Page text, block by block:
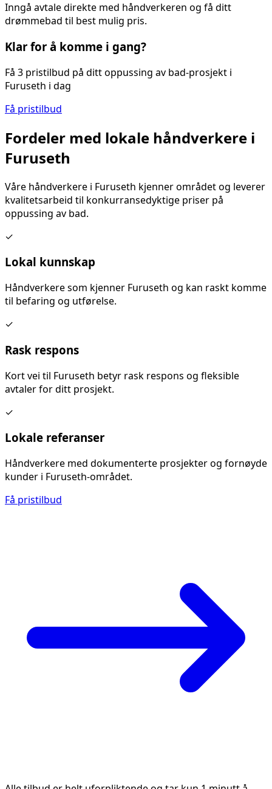
Inngå avtale direkte med håndverkeren og få ditt
drømmebad til best mulig pris.
Klar for å komme i gang?
Få 3 pristilbud på dittoppussing av bad-prosjekt i
Furuseth i dag
Få pristilbud
Fordeler med lokale håndverkere i
Furuseth
Våre håndverkere i Furuseth kjenner området og leverer
kvalitetsarbeid til konkurransedyktige priser på
oppussing av bad.
✓
Lokal kunnskap
Håndverkere som kjenner Furuseth og kan raskt komme
til befaring og utførelse.
✓
Rask respons
Kort vei til Furuseth betyr rask respons og fleksible
avtaler for ditt prosjekt.
✓
Lokale referanser
Håndverkere med dokumenterte prosjekter og fornøyde
kunder i Furuseth-området.
Få pristilbud